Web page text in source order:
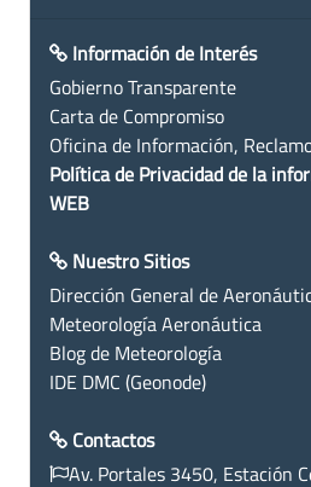
Información de Interés
Gobierno Transparente
Carta de Compromiso
Oficina de Información,
Política de Privacidad de la
WEB
Nuestro Sitios
Dirección General de
Meteorología Aeronáutica
Blog de Meteorología
IDE DMC (Geonode)
Contactos
Av. Portales 3450, Estación